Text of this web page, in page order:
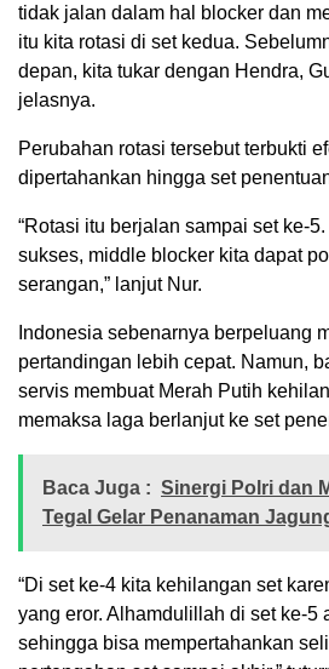
tidak jalan dalam hal blocker dan
itu kita rotasi di set kedua.
depan, kita tukar dengan Hendra,
jelasnya.
Perubahan rotasi tersebut terbukti
dipertahankan hingga set
“Rotasi itu berjalan sampai set ke-
sukses, middle blocker kita dapat
serangan,” lanjut Nur.
Indonesia sebenarnya berpeluang
pertandingan lebih cepat. Namun,
servis membuat Merah Putih
memaksa laga berlanjut ke set
Baca Juga : Sinergi Polri dan
Tegal Gelar Penanaman
“Di set ke-4 kita kehilangan set
yang eror. Alhamdulillah di set ke-5
sehingga bisa mempertahankan